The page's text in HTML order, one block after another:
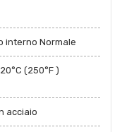
interno Normale
(250°F )
acciaio